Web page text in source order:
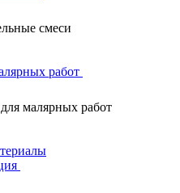
смеси
работ
малярных работ